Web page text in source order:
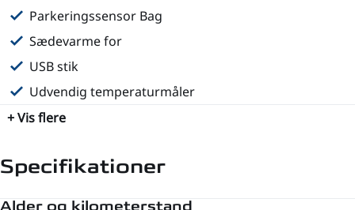
Parkeringssensor Bag
Sædevarme for
USB stik
Udvendig temperaturmåler
+ Vis flere
Specifikationer